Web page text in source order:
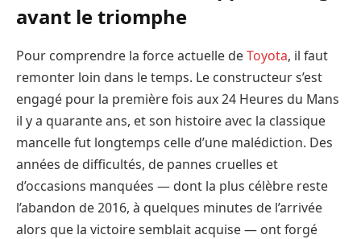
avant le triomphe
Pour comprendre la force actuelle deToyota, il faut
remonter loin dans le temps. Le constructeur s’est
engagé pour la première fois aux 24 Heures du Mans
il y a quarante ans, et son histoire avec la classique
mancelle fut longtemps celle d’une malédiction. Des
années de difficultés, de pannes cruelles et
d’occasions manquées — dont la plus célèbre reste
l’abandon de 2016, à quelques minutes de l’arrivée
alors que la victoire semblait acquise — ont forgé